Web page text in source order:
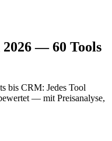
2026 —60 Tools
bis CRM: Jedes Tool
— mit Preisanalyse,